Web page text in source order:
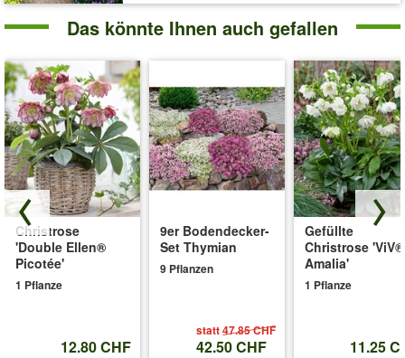
Das könnte Ihnen auch gefallen
Christrose
'Double Ellen®
Picotée'
1 Pflanze
12.80 CHF
9er Bodendecker-
Set Thymian
9 Pflanzen
statt47.85 CHF
42.50 CHF
Gefüllte
Christrose 'ViV®
Amalia'
1 Pflanze
11.25